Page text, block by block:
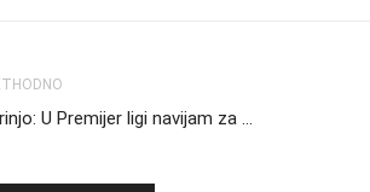
U Premijer ligi navijam za …